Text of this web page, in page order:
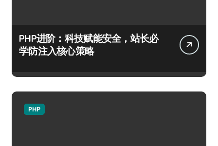
PHP进阶：科技赋能安全，站长必
学防注入核心策略
PHP